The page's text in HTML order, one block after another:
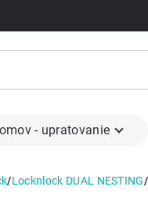
- upratovanie
/Locknlock DUAL NESTING/